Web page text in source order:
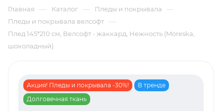
Главная — Каталог — Пледы и покрывала —
Пледы и покрывала велсофт —
Плед 145*210 см, Велсофт - жаккард, Нежность (Moreska,
шоколадный)
Акция! Пледы и покрывала -30%!
В тренде
Долговечная ткань